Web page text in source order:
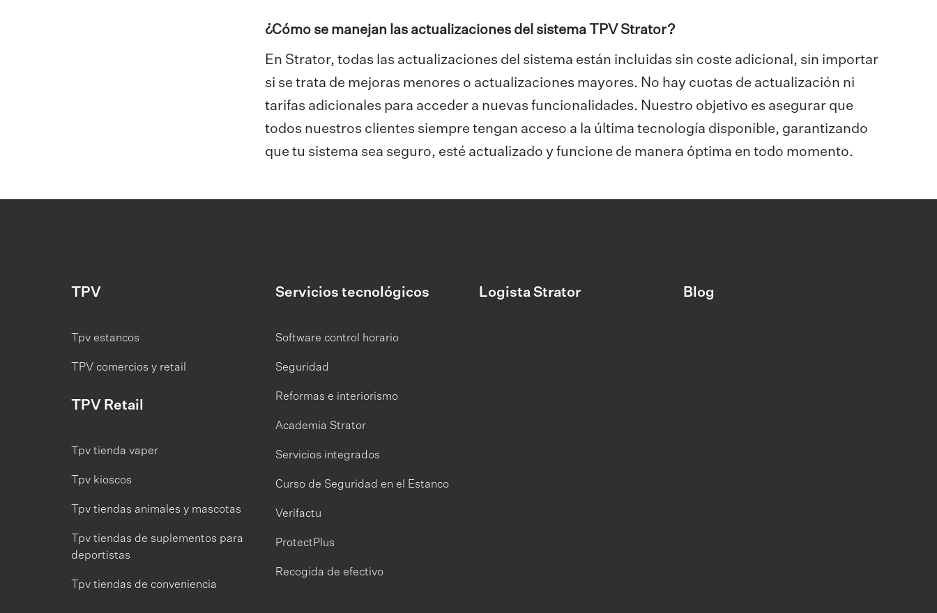
¿Cómo se manejan las actualizaciones del sistema TPV Strator?
En Strator, todas las actualizaciones del sistema están incluidas sin coste adicional, sin importar
si se trata de mejoras menores o actualizaciones mayores. No hay cuotas de actualización ni
tarifas adicionales para acceder a nuevas funcionalidades. Nuestro objetivo es asegurar que
todos nuestros clientes siempre tengan acceso a la última tecnología disponible, garantizando
que tu sistema sea seguro, esté actualizado y funcione de manera óptima en todo momento.
TPV
Tpv estancos
TPV comercios y retail
TPV Retail
Tpv tienda vaper
Tpv kioscos
Tpv tiendas animales y mascotas
Tpv tiendas de suplementos para
deportistas
Tpv tiendas de conveniencia
Servicios tecnológicos
Software control horario
Seguridad
Reformas e interiorismo
Academia Strator
Servicios integrados
Curso de Seguridad en el Estanco
Verifactu
ProtectPlus
Recogida de efectivo
Logista Strator Blog